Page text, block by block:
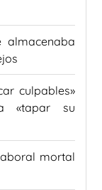
culpables»
«tapar su
mortal